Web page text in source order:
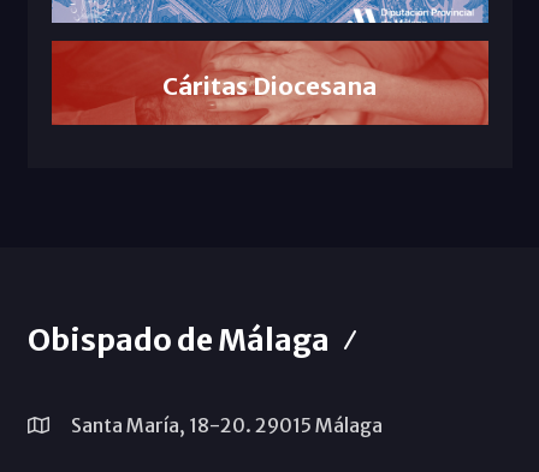
Cáritas Diocesana
Obispado de Málaga
Santa María, 18-20. 29015 Málaga